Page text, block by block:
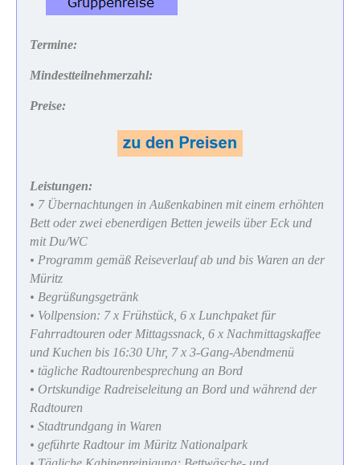
Termine:
Mindestteilnehmerzahl:
Preise:
Leistungen:
• 7 Übernachtungen in Außenkabinen mit einem erhöhten
Bett oder zwei ebenerdigen Betten jeweils über Eck und
mit Du/WC
• Programm gemäß Reiseverlauf ab und bis Waren an der
Müritz
• Begrüßungsgetränk
• Vollpension: 7 x Frühstück, 6 x Lunchpaket für
Fahrradtouren oder Mittagssnack, 6 x Nachmittagskaffee
und Kuchen bis 16:30 Uhr, 7 x 3-Gang-Abendmenü
• tägliche Radtourenbesprechung an Bord
• Ortskundige Radreiseleitung an Bord und während der
Radtouren
• Stadtrundgang in Waren
• geführte Radtour im Müritz Nationalpark